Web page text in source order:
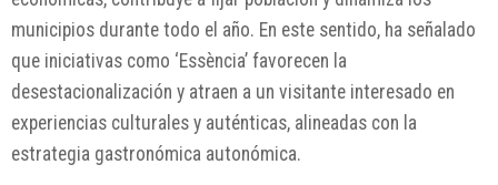
municipios durante todo el año. En este sentido, ha señalado
que iniciativas como ‘Essència’ favorecen la
desestacionalización y atraen a un visitante interesado en
experiencias culturales y auténticas, alineadas con la
estrategia gastronómica autonómica.